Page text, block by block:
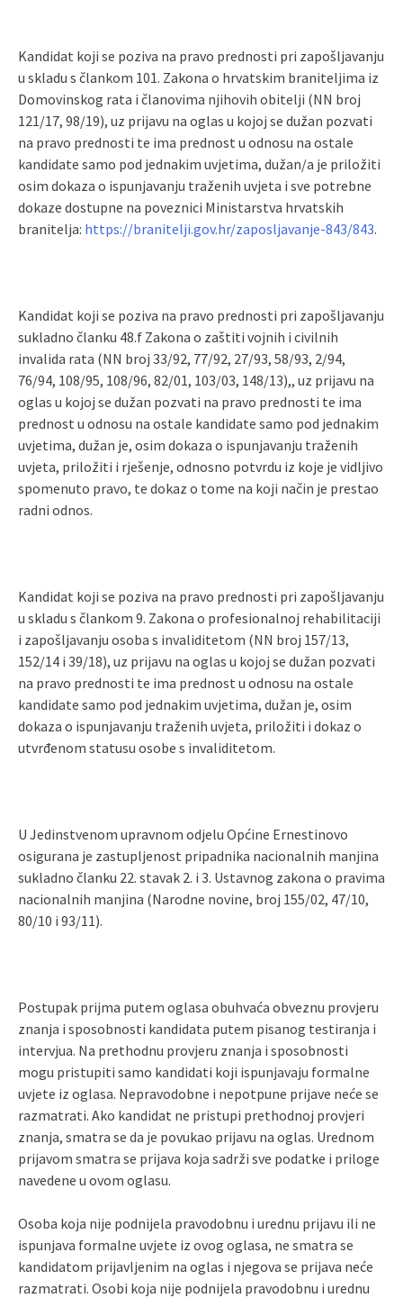
Kandidat koji se poziva na pravo prednosti pri zapošljavanju
u skladu s člankom 101. Zakona o hrvatskim braniteljima iz
Domovinskog rata i članovima njihovih obitelji (NN broj
121/17, 98/19), uz prijavu na oglas u kojoj se dužan pozvati
na pravo prednosti te ima prednost u odnosu na ostale
kandidate samo pod jednakim uvjetima, dužan/a je priložiti
osim dokaza o ispunjavanju traženih uvjeta i sve potrebne
dokaze dostupne na poveznici Ministarstva hrvatskih
branitelja: https://branitelji.gov.hr/zaposljavanje-843/843.
Kandidat koji se poziva na pravo prednosti pri zapošljavanju
sukladno članku 48.f Zakona o zaštiti vojnih i civilnih
invalida rata (NN broj 33/92, 77/92, 27/93, 58/93, 2/94,
76/94, 108/95, 108/96, 82/01, 103/03, 148/13),, uz prijavu na
oglas u kojoj se dužan pozvati na pravo prednosti te ima
prednost u odnosu na ostale kandidate samo pod jednakim
uvjetima, dužan je, osim dokaza o ispunjavanju traženih
uvjeta, priložiti i rješenje, odnosno potvrdu iz koje je vidljivo
spomenuto pravo, te dokaz o tome na koji način je prestao
radni odnos.
Kandidat koji se poziva na pravo prednosti pri zapošljavanju
u skladu s člankom 9. Zakona o profesionalnoj rehabilitaciji
i zapošljavanju osoba s invaliditetom (NN broj 157/13,
152/14 i 39/18), uz prijavu na oglas u kojoj se dužan pozvati
na pravo prednosti te ima prednost u odnosu na ostale
kandidate samo pod jednakim uvjetima, dužan je, osim
dokaza o ispunjavanju traženih uvjeta, priložiti i dokaz o
utvrđenom statusu osobe s invaliditetom.
U Jedinstvenom upravnom odjelu Općine Ernestinovo
osigurana je zastupljenost pripadnika nacionalnih manjina
sukladno članku 22. stavak 2. i 3. Ustavnog zakona o pravima
nacionalnih manjina (Narodne novine, broj 155/02, 47/10,
80/10 i 93/11).
Postupak prijma putem oglasa obuhvaća obveznu provjeru
znanja i sposobnosti kandidata putem pisanog testiranja i
intervjua. Na prethodnu provjeru znanja i sposobnosti
mogu pristupiti samo kandidati koji ispunjavaju formalne
uvjete iz oglasa. Nepravodobne i nepotpune prijave neće se
razmatrati. Ako kandidat ne pristupi prethodnoj provjeri
znanja, smatra se da je povukao prijavu na oglas. Urednom
prijavom smatra se prijava koja sadrži sve podatke i priloge
navedene u ovom oglasu.
Osoba koja nije podnijela pravodobnu i urednu prijavu ili ne
ispunjava formalne uvjete iz ovog oglasa, ne smatra se
kandidatom prijavljenim na oglas i njegova se prijava neće
razmatrati. Osobi koja nije podnijela pravodobnu i urednu